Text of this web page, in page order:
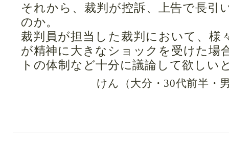
それから、裁判が控訴、上告で長引
のか。
裁判員が担当した裁判において、様
が精神に大きなショックを受けた場
トの体制など十分に議論して欲しい
けん（大分・30代前半・